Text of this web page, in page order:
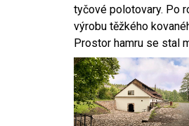
tyčové polotovary. Po
výrobu těžkého
Prostor hamru se stal